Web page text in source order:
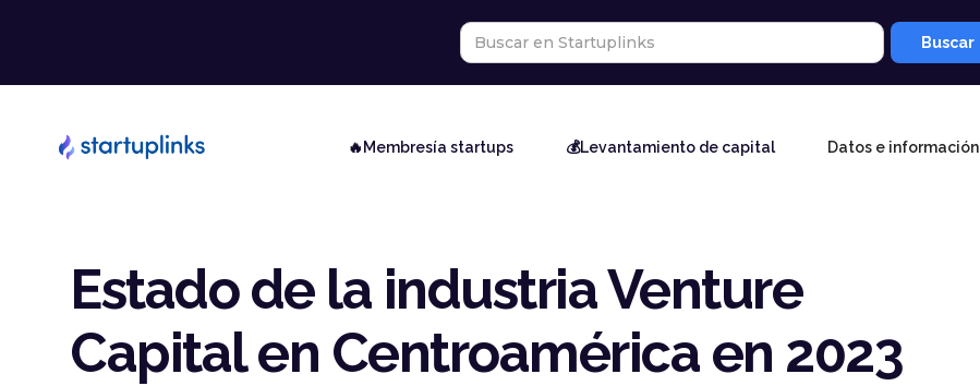
🔥Membresía startups 💰Levantamiento de capital Datos e información
Estado de la industria Venture
Capital en Centroamérica en 2023